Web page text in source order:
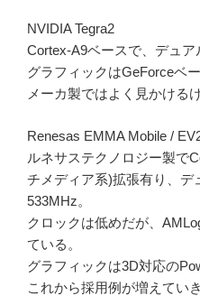
NVIDIA Tegra2
Cortex-A9ベースで、デュア
グラフィックはGeForceベー
メーカ製ではよく見かける
Renesas EMMA Mobile /
ルネサステクノロジー製で
チメディア系)拡張有り、デ
533MHz。
クロックは低めだが、
ている。
グラフィックは3D対応の
これから採用例が増えてい